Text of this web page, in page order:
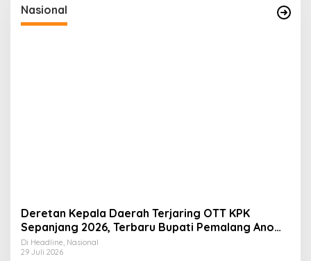
Nasional
Deretan Kepala Daerah Terjaring OTT KPK
Sepanjang 2026, Terbaru Bupati Pemalang Anom
Widiyantoro
Di Headline, Nasional
29 Juli 2026